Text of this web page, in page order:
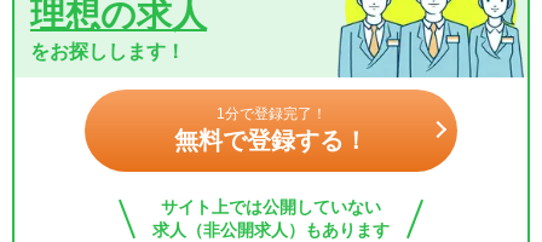
理想の求人
をお探しします！
1分で登録完了！
無料で登録する！
サイト上では公開していない
求人（非公開求人）もあります